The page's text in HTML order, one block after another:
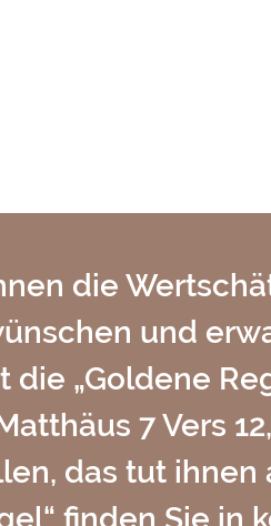
die
und
„Goldene
7 Vers
das tut ihnen